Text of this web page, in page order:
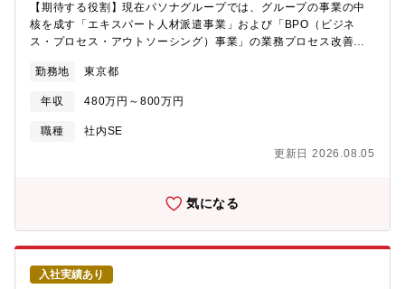
します。運用・改善にとどまらず、新たな技術の導入やシステム
の最適化など、より良いIT環境を自ら企画・実現できる機会も豊
富です。これまで培った経験を活かしながら、社内ITインフラの
価値向上を牽引するエンジニアとしてご活躍いただくことを期待
ゼネラリストとして組織をリードする道も、社内インフラの設
道もあります。あなたの志向や強みを活かし、自分らしいキャリ
アを築ける環境です。【ポジションの魅力】■NTTデータグループ
す。■単なる運用だけでなく、実際に手を動かして構築・改善に取
を続けており、成長フェーズの組織で多様な経験を積みたい方に
【期待する役割】現在パソナグループでは、グループの事業の中
核を成す「エキスパート人材派遣事業」および「BPO（ビジネ
ス・プロセス・アウトソーシング）事業」の業務プロセス改善と
クト」を推進中です。今回、このプロジェクトにおいて会計領域
を担当するアソシエイトPMを増員・募集します。 【Da Vinci(ダ
ヴィンチ)プロジェクト】「DaVinci プロジェクトは未来のパソナ
作り」と宣言されている重要プロジェクトです。これまで、パソ
遣事業を前提として維持運用を重ね、ホスピタリティの高いサー
積み重ねてきました。その一方で、成長を続ける BPO 事業への対
応、法制度改訂対応、デジタル化の進展によるクライアント企業
との連携、エキスパートスタッフとのコミュニケーション形態の
多様化といった事業環境の変化に対して、スムーズな対応が困難
となるケースが顕在化していました。こういった課題を解決し、
事業収益面でのさらなる成長、そしてスタッフ一人ひとりに寄り
勤務地 東京都
年収 480万円～800万円
職種
社内SE
更新日 2026.08.05
気になる
入社実績あり